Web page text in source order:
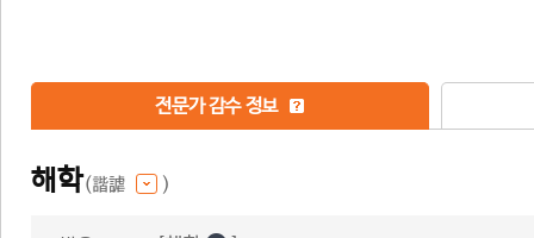
전문가 감수 정보
해학(諧謔 )